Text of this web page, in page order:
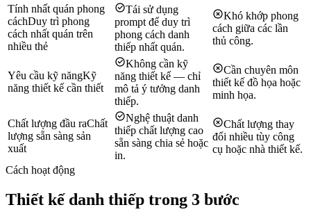
Tính nhất quán phong
cáchDuy trì phong
cách nhất quán trên
nhiều thẻ
Tái sử dụng
prompt để duy trì
phong cách danh
thiếp nhất quán.
Khó khớp phong
cách giữa các lần
thủ công.
Yêu cầu kỹ năngKỹ
năng thiết kế cần thiết
Không cần kỹ
năng thiết kế — chỉ
mô tả ý tưởng danh
thiếp.
Cần chuyên môn
thiết kế đồ họa hoặc
minh họa.
Chất lượng đầu raChất
lượng sẵn sàng sản
xuất
Nghệ thuật danh
thiếp chất lượng cao
sẵn sàng chia sẻ hoặc
in.
Chất lượng thay
đổi nhiều tùy công
cụ hoặc nhà thiết kế.
Cách hoạt động
Thiết kế danh thiếp trong 3 bước